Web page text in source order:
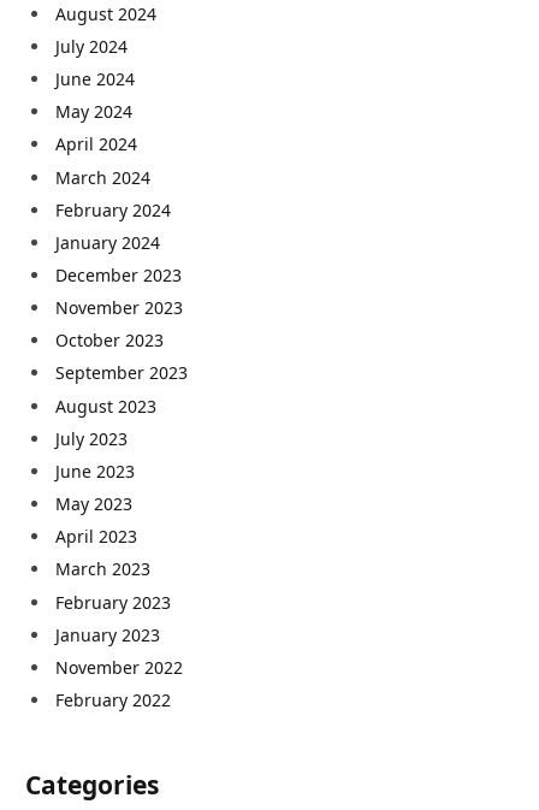
August 2024
July 2024
June 2024
May 2024
April 2024
March 2024
February 2024
January 2024
December 2023
November 2023
October 2023
September 2023
August 2023
July 2023
June 2023
May 2023
April 2023
March 2023
February 2023
January 2023
November 2022
February 2022
Categories